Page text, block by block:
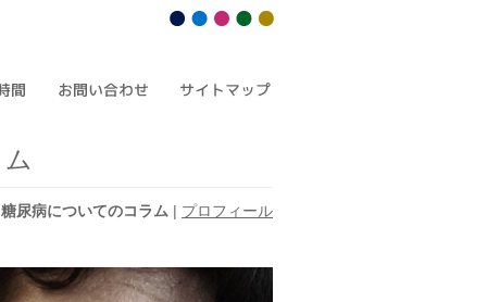
糖尿病についてのコラム | プロフィール